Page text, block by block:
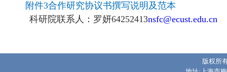
附件3合作研究协议书撰写说明及范本
科研院联系人：罗妍64252413nsfc@ecust.edu.cn
版权所